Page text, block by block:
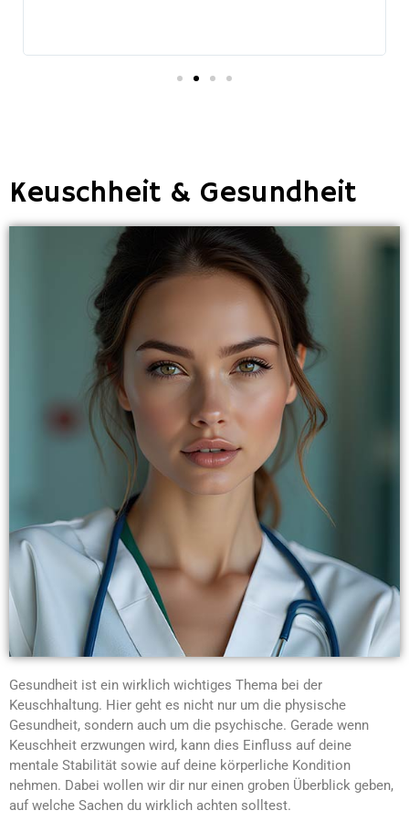
Keuschheit & Gesundheit
Gesundheit ist ein wirklich wichtiges Thema bei der
Keuschhaltung. Hier geht es nicht nur um die physische
Gesundheit, sondern auch um die psychische. Gerade wenn
Keuschheit erzwungen wird, kann dies Einfluss auf deine
mentale Stabilität sowie auf deine körperliche Kondition
nehmen. Dabei wollen wir dir nur einen groben Überblick geben,
auf welche Sachen du wirklich achten solltest.